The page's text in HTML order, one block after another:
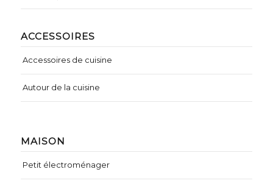
MAISON
Petit électroménager
ACCESSOIRES
Accessoires de cuisine
Autour de la cuisine